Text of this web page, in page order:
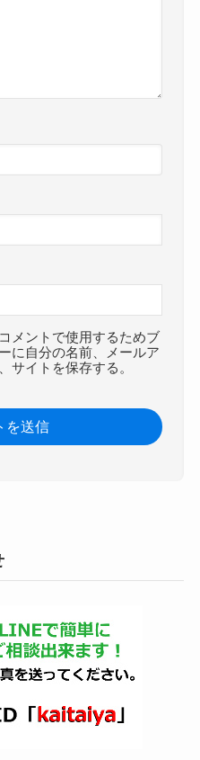
メントで使用するためブ
に自分の名前、メールア
サイトを保存する。